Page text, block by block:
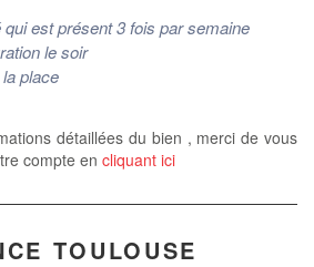
est présent 3 fois par semaine
le soir
place
détaillées du bien , merci de vous
compte en cliquant ici
TOULOUSE